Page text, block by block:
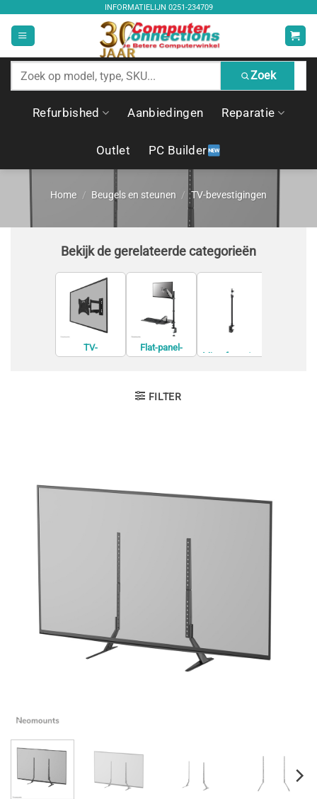
inhoud
INFORMATIELIJN 0251-234709
Zoek
producten
Zoek
Refurbished Aanbiedingen Reparatie
Outlet PC Builder
Home / Beugels en steunen / TV-bevestigingen
Bekijk de gerelateerde categorieën
TV-
bevestigingen
Flat-panel-
bureausteunen
Microfoonstan
FILTER